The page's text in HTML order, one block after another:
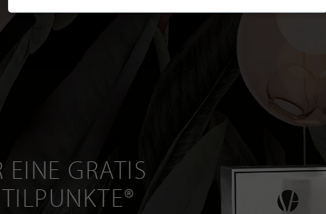
EINE GRATIS